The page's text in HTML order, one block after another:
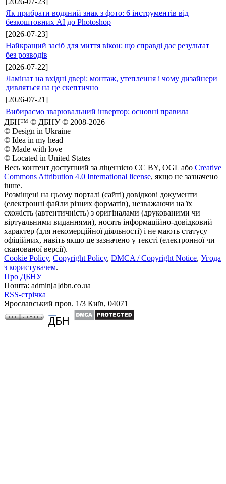
Як прибрати водяний знак з фото: 6 інструментів від
безкоштовних AI до Photoshop
[2026-07-23]
Найкращий засіб для миття вікон: що справді дає результат
без розводів
[2026-07-22]
Ламінат на вхідні двері: монтаж, утеплення і чому дизайнери
дивляться на це скептично
[2026-07-21]
Вибираємо зварювальний інвертор: основні правила
ДБН™ © ДБНУ © 2008-2026
© Design in Ukraine
© Idea in my head
© Made with love
© Located in United States
Весь контент доступний за ліцензією CC BY, OGL або Creative
Commons Attribution 4.0 International license, якщо не зазначено
інше.
Розміщені на цьому порталі (сайті) довідкові документи
(електронні файли різних форматів), незважаючи на їх
схожість (автентичність) з оригіналами (друкованими чи
віртуальними виданнями), носять інформаційно-довідковий
характер (для некомерційної діяльності) і не мають статусу
офіційних, навіть якщо це зазначено у тексті (електронної чи
сканованої версії).
Cookie Policy, Copyright Policy, DMCA / Copyright Notice, Угода
з користувачем.
Про ДБНУ
Пошта: admin[а]dbn.co.ua
RSS-стрічка
Ярославський пров. 1/3 Київ, 04071